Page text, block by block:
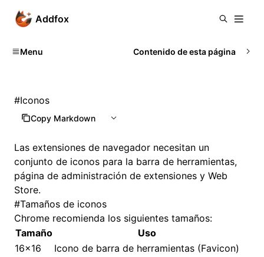
Addfox
Menu Contenido de esta página
#Iconos
Copy Markdown
Las extensiones de navegador necesitan un
conjunto de iconos para la barra de herramientas,
página de administración de extensiones y Web
Store.
#Tamaños de iconos
Chrome recomienda los siguientes tamaños:
Tamaño
Uso
16x16
Icono de barra de herramientas (Favicon)